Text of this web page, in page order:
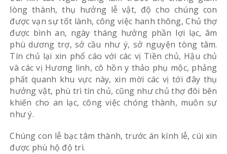
lòng thành, thụ hưởng lễ vật, độ cho chúng con
được vạn sự tốt lành, công việc hanh thông, Chủ thợ
được bình an, ngày tháng hưởng phần lợi lạc, âm
phù dương trợ, sở cầu như ý, sở nguyện tòng tâm.
Tín chủ lại xin phổ cáo với các vị Tiền chủ, Hậu chủ
và các vị Hương linh, cô hồn y thảo phụ mộc, phảng
phất quanh khu vực này, xin mời các vị tới đây thụ
hưởng vật, phù trì tín chủ, cũng như chủ thợ đôi bên
khiến cho an lạc, công việc chóng thành, muôn sự
như ý.
Chúng con lễ bạc tâm thành, trước án kính lễ, cúi xin
được phù hộ độ trì.